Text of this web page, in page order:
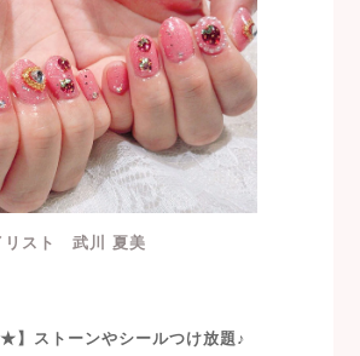
リスト 武川 夏美
★】ストーンやシールつけ放題♪